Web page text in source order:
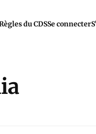
du CDSSe connecter